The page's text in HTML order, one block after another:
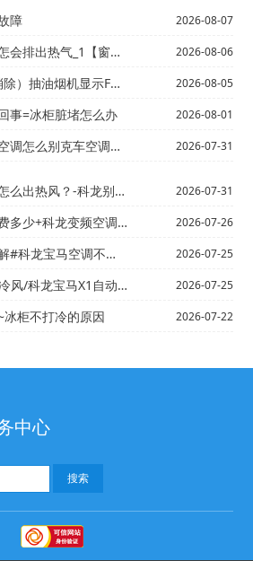
障 2026-08-07
【窗机空调制冷效果怎么样_8 2026-08-06
机显示F怎么消除师傅发布 2026-08-05
事=冰柜脏堵怎么办 2026-08-01
冷风_13\出热风？-科龙别克车空调怎... 2026-07-31
科龙别克车空调怎么开冷风_12 2026-07-31
频空调售后收费多少钱官方发布 2026-07-26
调不制冷是什么原因？_9 2026-07-25
空调最大制冷键不起作用是什么原因_1 2026-07-25
柜不打冷的原因 2026-07-22
中心